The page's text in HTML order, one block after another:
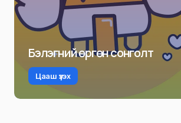
Бэлэгний өргөн сонголт
Цааш үзэх